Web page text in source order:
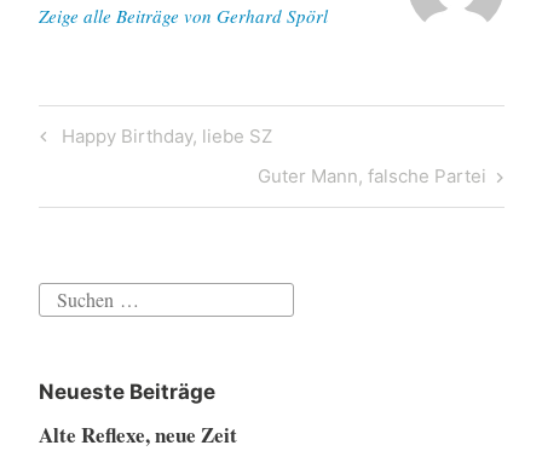
Zeige alle Beiträge von Gerhard Spörl
Beitragsnavigation
Previous
Happy Birthday, liebe SZ
Next
Post
Guter Mann, falsche Partei
Suchen
Neueste Beiträge
Alte Reflexe, neue Zeit